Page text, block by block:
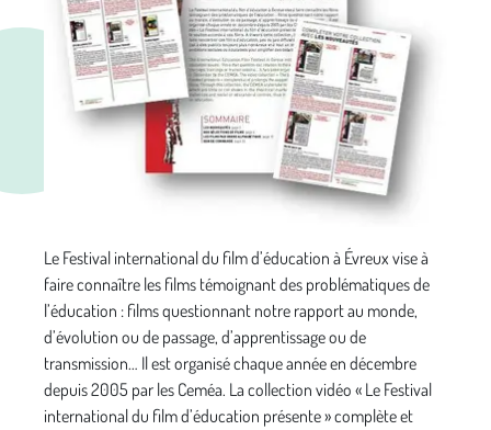
Le Festival international du film d’éducation à Évreux vise à
faire connaître les films témoignant des problématiques de
l’éducation : films questionnant notre rapport au monde,
d’évolution ou de passage, d’apprentissage ou de
transmission… Il est organisé chaque année en décembre
depuis 2005 par les Ceméa. La collection vidéo « Le Festival
international du film d’éducation présente » complète et